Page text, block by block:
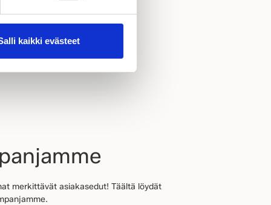
kaikki evästeet
merkittävät asiakasedut! Täältä löydät